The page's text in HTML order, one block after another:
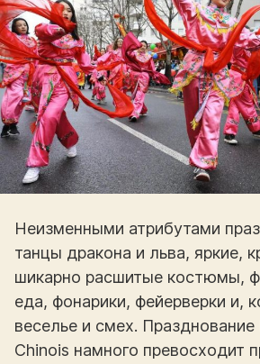
Неизменными атрибутами
танцы дракона и льва, яркие,
шикарно расшитые костюмы,
еда, фонарики, фейерверки и,
веселье и смех.
Chinois намного превосходит